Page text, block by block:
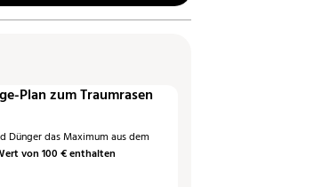
Plan zum Traumrasen
das Maximum aus dem
von 100 € enthalten